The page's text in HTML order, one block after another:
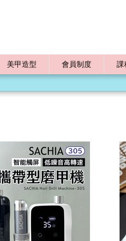
美甲造型 會員制度 課